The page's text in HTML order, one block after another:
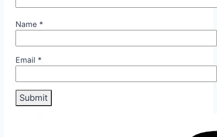
Name *
Email *